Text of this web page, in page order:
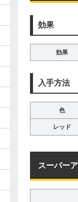
効果
効果
入手方法
色
レッド
スーパー